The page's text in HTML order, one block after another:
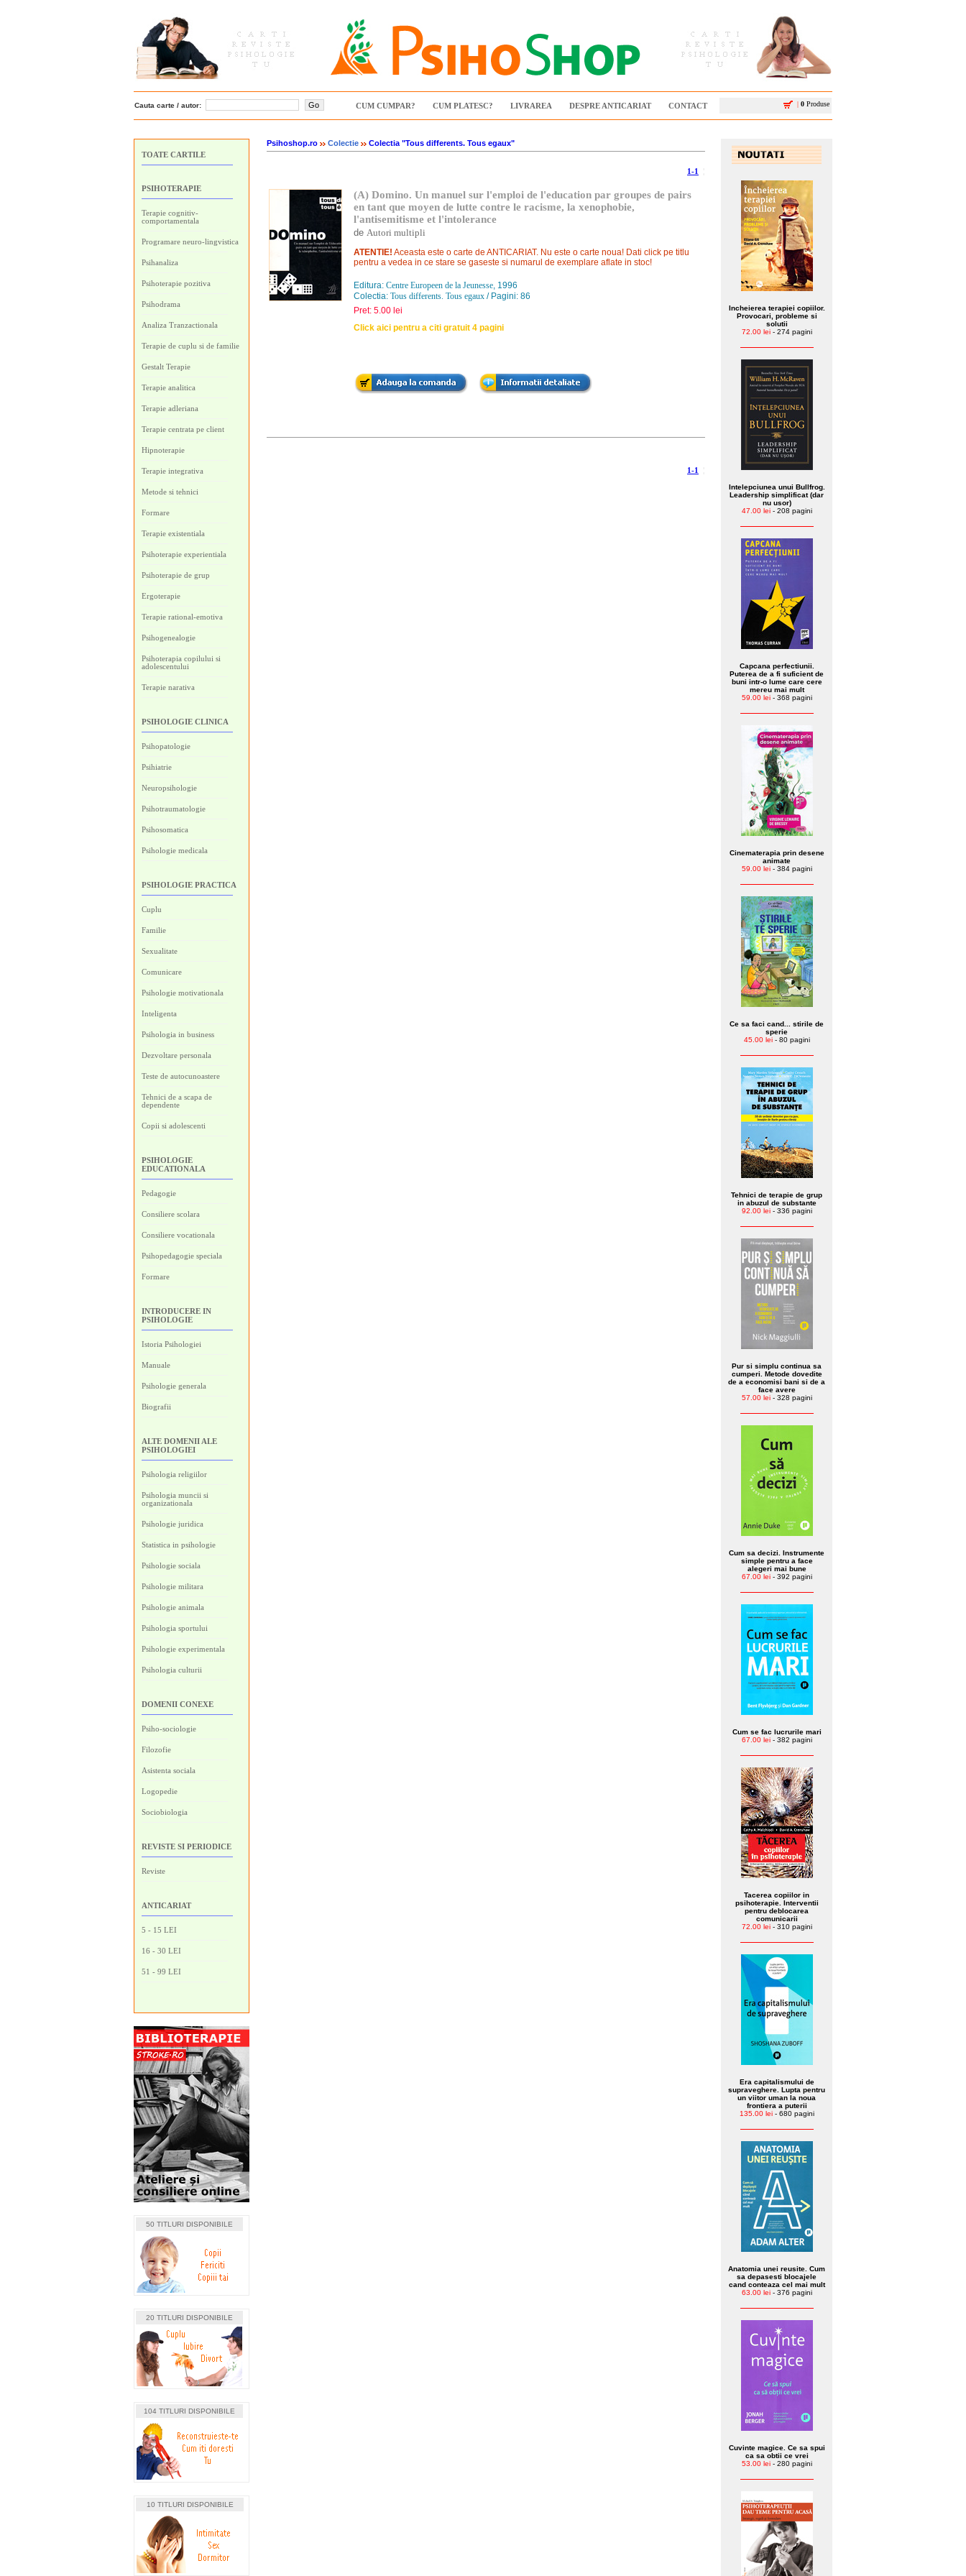
Cauta carte / autor: CUM CUMPAR? CUM PLATESC? LIVRAREA DESPRE ANTICARIAT CONTACT | 0 Produse
TOATE CARTILE
PSIHOTERAPIE
Terapie cognitiv-
comportamentala
Programare neuro-lingvistica
Psihanaliza
Psihoterapie pozitiva
Psihodrama
Analiza Tranzactionala
Terapie de cuplu si de familie
Gestalt Terapie
Terapie analitica
Terapie adleriana
Terapie centrata pe client
Hipnoterapie
Terapie integrativa
Metode si tehnici
Formare
Terapie existentiala
Psihoterapie experientiala
Psihoterapie de grup
Ergoterapie
Terapie rational-emotiva
Psihogenealogie
Psihoterapia copilului si
adolescentului
Terapie narativa
PSIHOLOGIE CLINICA
Psihopatologie
Psihiatrie
Neuropsihologie
Psihotraumatologie
Psihosomatica
Psihologie medicala
PSIHOLOGIE PRACTICA
Cuplu
Familie
Sexualitate
Comunicare
Psihologie motivationala
Inteligenta
Psihologia in business
Dezvoltare personala
Teste de autocunoastere
Tehnici de a scapa de
dependente
Copii si adolescenti
PSIHOLOGIE
EDUCATIONALA
Pedagogie
Consiliere scolara
Consiliere vocationala
Psihopedagogie speciala
Formare
INTRODUCERE IN
PSIHOLOGIE
Istoria Psihologiei
Manuale
Psihologie generala
Biografii
ALTE DOMENII ALE
PSIHOLOGIEI
Psihologia religiilor
Psihologia muncii si
organizationala
Psihologie juridica
Statistica in psihologie
Psihologie sociala
Psihologie militara
Psihologie animala
Psihologia sportului
Psihologie experimentala
Psihologia culturii
DOMENII CONEXE
Psiho-sociologie
Filozofie
Asistenta sociala
Logopedie
Sociobiologia
REVISTE SI PERIODICE
Reviste
ANTICARIAT
5 - 15 LEI
16 - 30 LEI
51 - 99 LEI
50 TITLURI DISPONIBILE
20 TITLURI DISPONIBILE
104 TITLURI DISPONIBILE
10 TITLURI DISPONIBILE
Psihoshop.ro Colectie Colectia "Tous differents. Tous egaux"
1-1
(A) Domino. Un manuel sur l'emploi de l'education par groupes de pairs
en tant que moyen de lutte contre le racisme, la xenophobie,
l'antisemitisme et l'intolerance
de Autori multipli
ATENTIE! Aceasta este o carte de ANTICARIAT. Nu este o carte noua! Dati click pe titlu
pentru a vedea in ce stare se gaseste si numarul de exemplare aflate in stoc!
Editura: Centre Europeen de la Jeunesse, 1996
Colectia: Tous differents. Tous egaux / Pagini: 86
Pret: 5.00 lei
Click aici pentru a citi gratuit 4 pagini
1-1
Incheierea terapiei copiilor.
Provocari, probleme si
solutii
72.00 lei- 274 pagini
Intelepciunea unui Bullfrog.
Leadership simplificat (dar
nu usor)
47.00 lei- 208 pagini
Capcana perfectiunii.
Puterea de a fi suficient de
buni intr-o lume care cere
mereu mai mult
59.00 lei- 368 pagini
Cinematerapia prin desene
animate
59.00 lei- 384 pagini
Ce sa faci cand... stirile de
sperie
45.00 lei- 80 pagini
Tehnici de terapie de grup
in abuzul de substante
92.00 lei- 336 pagini
Pur si simplu continua sa
cumperi. Metode dovedite
de a economisi bani si de a
face avere
57.00 lei- 328 pagini
Cum sa decizi. Instrumente
simple pentru a face
alegeri mai bune
67.00 lei- 392 pagini
Cum se fac lucrurile mari
67.00 lei- 382 pagini
Tacerea copiilor in
psihoterapie. Interventii
pentru deblocarea
comunicarii
72.00 lei- 310 pagini
Era capitalismului de
supraveghere. Lupta pentru
un viitor uman la noua
frontiera a puterii
135.00 lei- 680 pagini
Anatomia unei reusite. Cum
sa depasesti blocajele
cand conteaza cel mai mult
63.00 lei- 376 pagini
Cuvinte magice. Ce sa spui
ca sa obtii ce vrei
53.00 lei- 280 pagini